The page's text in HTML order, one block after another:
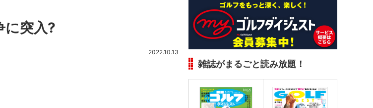
に突入?
2022.10.13
雑誌がまるごと読み放題！